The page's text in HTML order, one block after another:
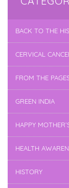
BACK TO THE
CERVICAL
FROM THE
GREEN INDIA
HAPPY
HEALTH
HISTORY